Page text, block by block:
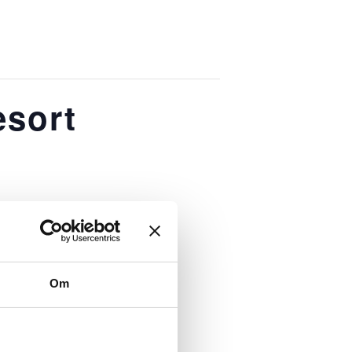
Om
KONFERENS
DETALJER
Datum:
29 juni, 2025